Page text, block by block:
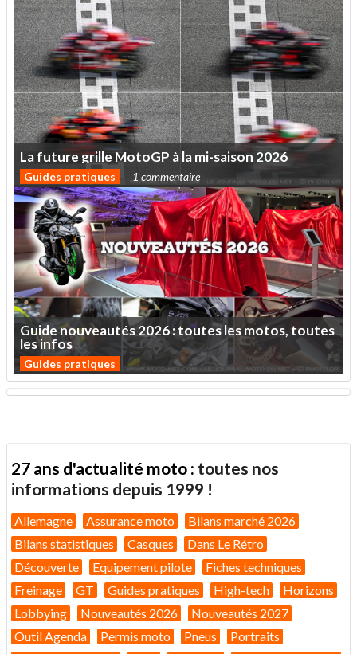
Lafuturegrille MotoGP àlami-saison 2026
Guides pratiques 1 commentaire
Guidenouveautés2026:touteslesmotos,toutes
lesinfos
Guides pratiques
27 ans d'actualité moto : toutes nos
informations depuis 1999 !
Allemagne Assurance moto
Bilans marché 2026
Bilans statistiques
Casques
Dans Le Rétro
Découverte
Equipement pilote
Fiches techniques
Freinage
GT Guides pratiques High-tech
Horizons
Lobbying
Nouveautés 2026
Nouveautés 2027
Outil Agenda
Permis moto Pneus
Portraits